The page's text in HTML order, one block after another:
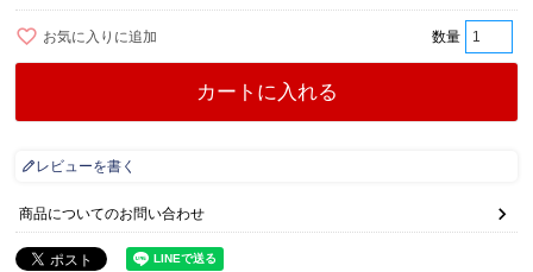
お気に入りに追加
カートに入れる
レビューを書く
商品についてのお問い合わせ